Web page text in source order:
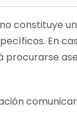
constituye
En
procurarse